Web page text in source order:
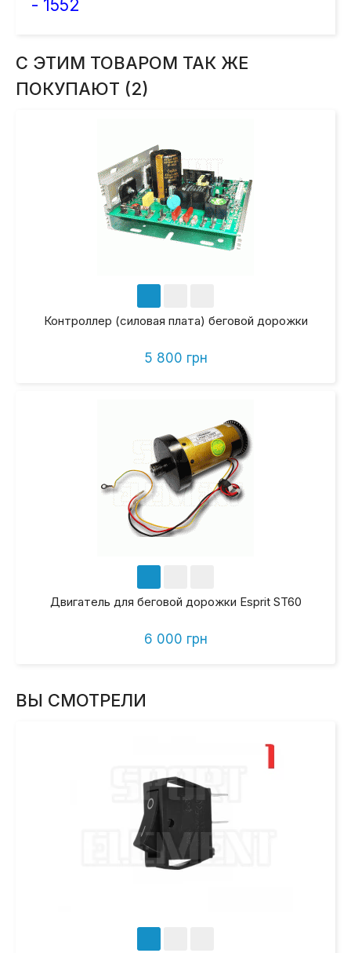
- 1552
С ЭТИМ ТОВАРОМ ТАК ЖЕ
ПОКУПАЮТ (2)
Контроллер (силовая плата) беговой дорожки
5 800 грн
Двигатель для беговой дорожки Esprit ST60
6 000 грн
ВЫ СМОТРЕЛИ